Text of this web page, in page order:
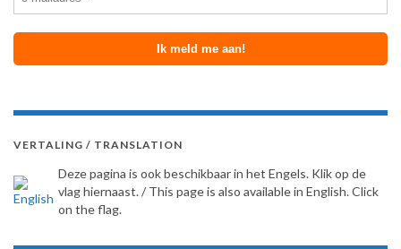
VERTALING / TRANSLATION
Deze pagina is ook beschikbaar in het Engels. Klik op de
vlag hiernaast. / This page is also available in English. Click
on the flag.